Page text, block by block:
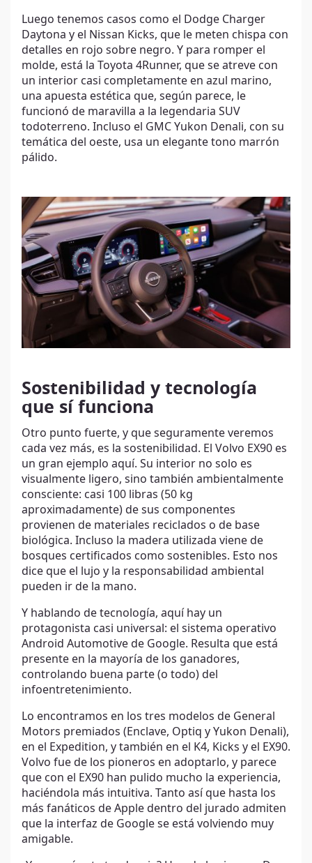
Luego tenemos casos como el Dodge Charger
Daytona y el Nissan Kicks, que le meten chispa con
detalles en rojo sobre negro. Y para romper el
molde, está la Toyota 4Runner, que se atreve con
un interior casi completamente en azul marino,
una apuesta estética que, según parece, le
funcionó de maravilla a la legendaria SUV
todoterreno. Incluso el GMC Yukon Denali, con su
temática del oeste, usa un elegante tono marrón
pálido.
Sostenibilidad y tecnología
que sí funciona
Otro punto fuerte, y que seguramente veremos
cada vez más, es la sostenibilidad. El Volvo EX90 es
un gran ejemplo aquí. Su interior no solo es
visualmente ligero, sino también ambientalmente
consciente: casi 100 libras (50 kg
aproximadamente) de sus componentes
provienen de materiales reciclados o de base
biológica. Incluso la madera utilizada viene de
bosques certificados como sostenibles. Esto nos
dice que el lujo y la responsabilidad ambiental
pueden ir de la mano.
Y hablando de tecnología, aquí hay un
protagonista casi universal: el sistema operativo
Android Automotive de Google. Resulta que está
presente en la mayoría de los ganadores,
controlando buena parte (o todo) del
infoentretenimiento.
Lo encontramos en los tres modelos de General
Motors premiados (Enclave, Optiq y Yukon Denali),
en el Expedition, y también en el K4, Kicks y el EX90.
Volvo fue de los pioneros en adoptarlo, y parece
que con el EX90 han pulido mucho la experiencia,
haciéndola más intuitiva. Tanto así que hasta los
más fanáticos de Apple dentro del jurado admiten
que la interfaz de Google se está volviendo muy
amigable.